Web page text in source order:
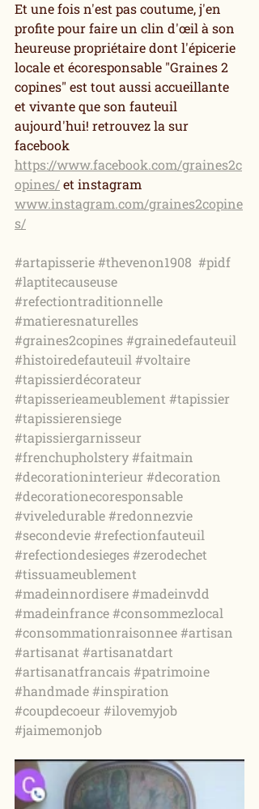
Et une fois n'est pas coutume, j'en
profite pour faire un clin d'œil à son
heureuse propriétaire dont l'épicerie
locale et écoresponsable "Graines 2
copines" est tout aussi accueillante
et vivante que son fauteuil
aujourd'hui! retrouvez la sur
facebook
https://www.facebook.com/graines2c
opines/ et instagram
www.instagram.com/graines2copine
s/
#artapisserie#thevenon1908 #pidf
#laptitecauseuse
#refectiontraditionnelle
#matieresnaturelles
#graines2copines#grainedefauteuil
#histoiredefauteuil #voltaire
#tapissierdécorateur
#tapisserieameublement #tapissier
#tapissierensiege
#tapissiergarnisseur
#frenchupholstery#faitmain
#decorationinterieur #decoration
#decorationecoresponsable
#viveledurable#redonnezvie
#secondevie#refectionfauteuil
#refectiondesieges#zerodechet
#tissuameublement
#madeinnordisere#madeinvdd
#madeinfrance#consommezlocal
#consommationraisonnee#artisan
#artisanat #artisanatdart
#artisanatfrancais#patrimoine
#handmade#inspiration
#coupdecoeur #ilovemyjob
#jaimemonjob